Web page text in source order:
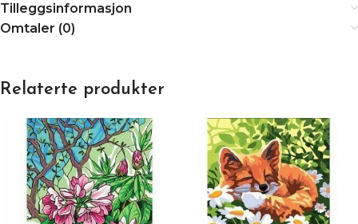
Tilleggsinformasjon
Omtaler (0)
Relaterte produkter